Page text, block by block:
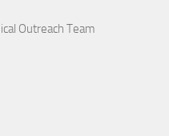
Outreach Team